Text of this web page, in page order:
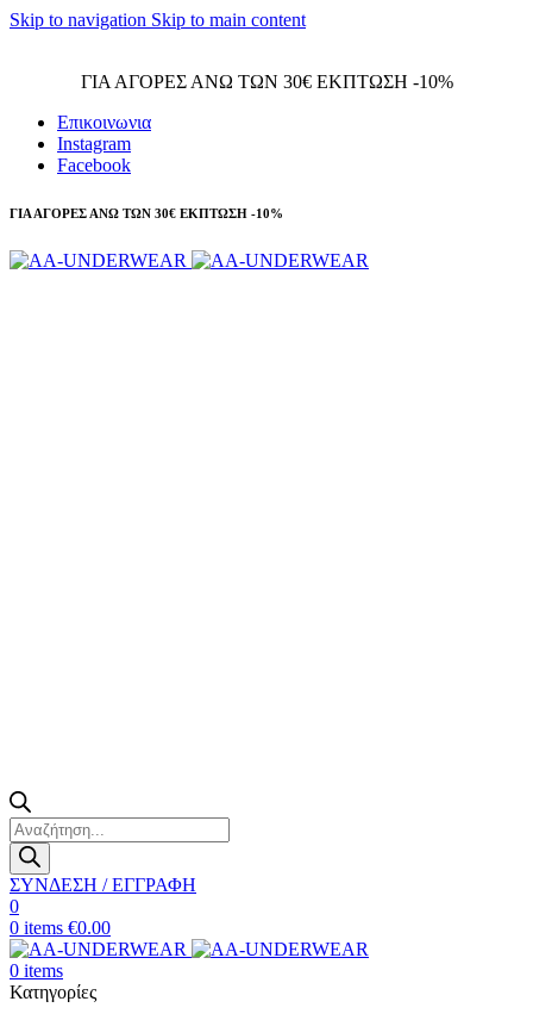
Skip to navigation Skip to main content
ΓΙΑ ΑΓΟΡΕΣ ΑΝΩ ΤΩΝ 30€ ΕΚΠΤΩΣΗ -10%
Επικοινωνια
Instagram
Facebook
ΓΙΑ ΑΓΟΡΕΣ ΑΝΩ ΤΩΝ 30€ ΕΚΠΤΩΣΗ -10%
Products
search
ΣΥΝΔΕΣΗ / ΕΓΓΡΑΦΗ
0
0 items €0.00
0 items
Κατηγορίες